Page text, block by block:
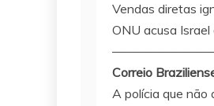
Vendas diretas
ONU acusa
Correio
A polícia que não